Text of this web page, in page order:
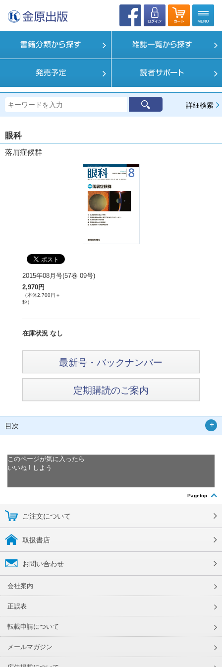
詳細検索
眼科
落屑症候群
2015年08月号(57巻 09号)
2,970円
（本体2,700円＋
税）
在庫状況 なし
最新号・バックナンバー
定期購読のご案内
目次
このページが気に入ったら
いいね ! しよう
Pagetop
ご注文について
取扱書店
お問い合わせ
会社案内
正誤表
転載申請について
メールマガジン